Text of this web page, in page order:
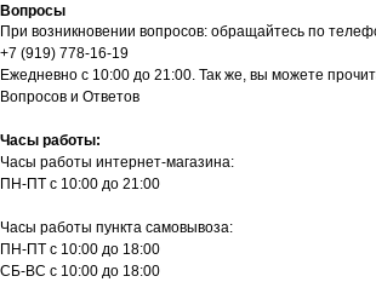
Вопросы
При возникновении вопросов: обращайтесь по
+7 (919) 778-16-19
Ежедневно с 10:00 до 21:00. Так же, вы можете
Вопросов и Ответов
Часы работы:
Часы работы интернет-магазина:
ПН-ПТ с 10:00 до 21:00
Часы работы пункта самовывоза:
ПН-ПТ с 10:00 до 18:00
СБ-ВС с 10:00 до 18:00